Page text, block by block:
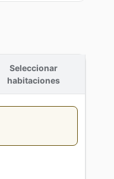
Seleccionar
habitaciones